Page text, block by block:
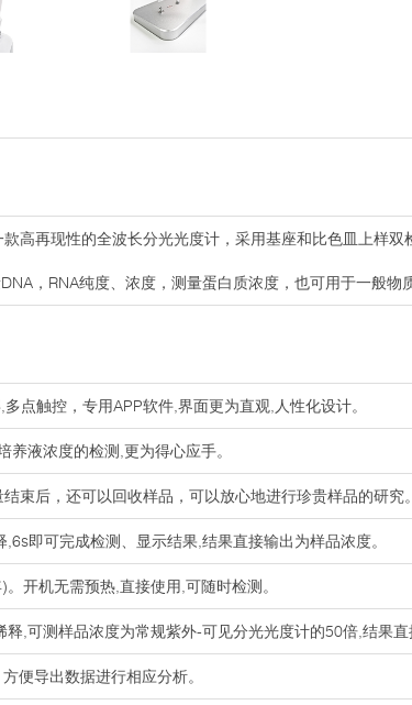
款高再现性的全波长分光光度计，采用基座和比色皿上样
，RNA纯度、浓度，测量蛋白质浓度，也可用于一般物
点触控，专用APP软件,界面更为直观,人性化设计。
液浓度的检测,更为得心应手。
束后，还可以回收样品，可以放心地进行珍贵样品的研究。
即可完成检测、显示结果,结果直接输出为样品浓度。
开机无需预热,直接使用,可随时检测。
,可测样品浓度为常规紫外-可见分光光度计的50倍,结果直
便导出数据进行相应分析。